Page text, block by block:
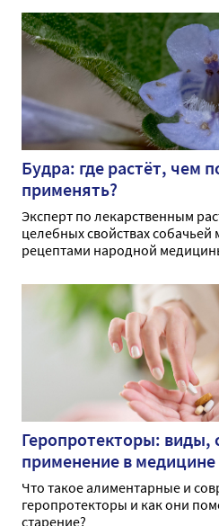
Будра: где растёт, чем
применять?
Эксперт по лекарственным
целебных свойствах собачьей
рецептами народной
Геропротекторы: виды,
применение в медицине
Что такое алиментарные и
геропротекторы и как они
старение?